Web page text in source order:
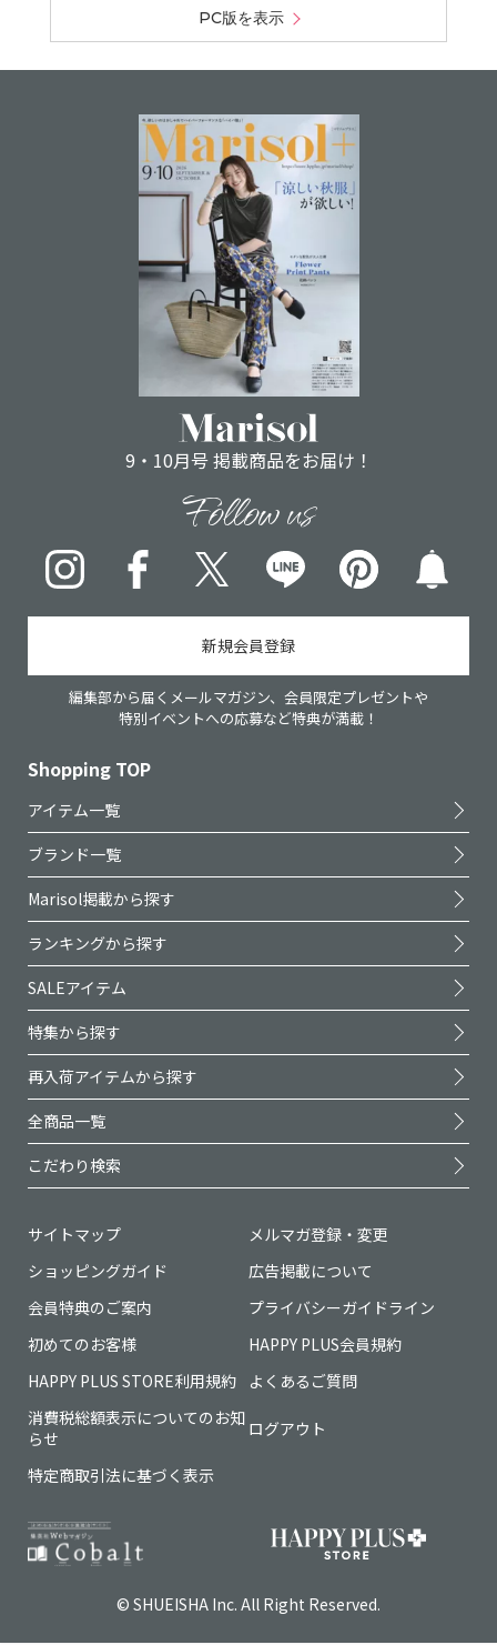
PC版を表示
9・10月号 掲載商品をお届け！
Follow us
InstagramFacebookX LINE pinterest
新規会員登録
編集部から届くメールマガジン、会員限定プレゼントや
特別イベントへの応募など特典が満載！
Shopping TOP
アイテム一覧
ブランド一覧
Marisol掲載から探す
ランキングから探す
SALEアイテム
特集から探す
再入荷アイテムから探す
全商品一覧
こだわり検索
サイトマップ
メルマガ登録・変更
ショッピングガイド
広告掲載について
会員特典のご案内
プライバシーガイドライン
初めてのお客様
HAPPY PLUS会員規約
HAPPY PLUS STORE利用規約
よくあるご質問
消費税総額表示についてのお知
らせ
ログアウト
特定商取引法に基づく表示
© SHUEISHA Inc. All Right Reserved.